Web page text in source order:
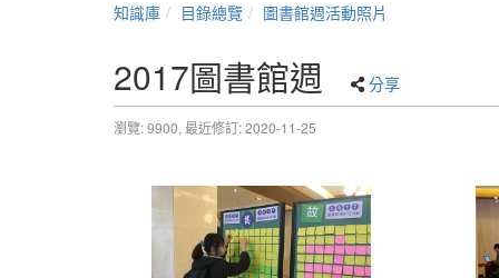
知識庫 目錄總覽 圖書館週活動照片
2017圖書館週 分享
瀏覽: 9900, 最近修訂: 2020-11-25